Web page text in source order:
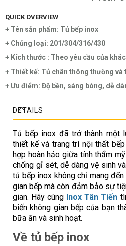
QUICK OVERVIEW
+ Tên sản phẩm: Tủ bếp inox
+ Chủng loại: 201/304/316/430
+ Kích thước : Theo yêu cầu của
+ Thiết kế: Tủ chân thông thường và
+ Ưu điểm: Độ bền, sáng bóng, dễ
DETAILS
Tủ bếp inox đã trở thành một
thiết kế và trang trí nội thất
hợp hoàn hảo giữa tính thẩm
chống gỉ sét, dễ dàng vệ sinh
tủ bếp inox không chỉ mang
gian bếp mà còn đảm bảo sự
gian. Hãy cùng Inox Tân Tiến
biến không gian bếp của bạn
bữa ăn và sinh hoạt.
Về tủ bếp inox